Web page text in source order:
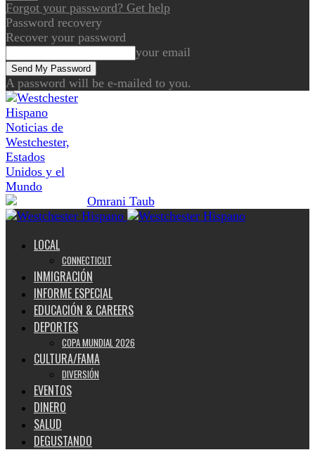
Forgot your password? Get help
Password recovery
Recover your password
your email
A password will be e-mailed to you.
Noticias de
Westchester,
Estados
Unidos y el
Mundo
LOCAL
CONNECTICUT
INMIGRACIÓN
INFORME ESPECIAL
EDUCACIÓN & CAREERS
DEPORTES
COPA MUNDIAL 2026
CULTURA/FAMA
DIVERSIÓN
EVENTOS
DINERO
SALUD
DEGUSTANDO